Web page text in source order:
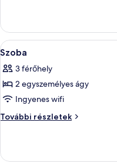
további
részletei
A
következő
szoba
összes
képének
megtekintése:
1
Szoba
3 férőhely
2 egyszemélyes ágy
Ingyenes wifi
További részletek
Szoba